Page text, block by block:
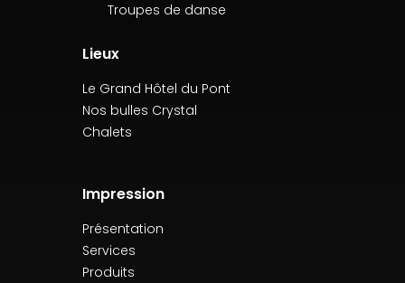
Troupes de danse
Lieux
Le Grand Hôtel du Pont
Nos bulles Crystal
Chalets
Impression
Présentation
Services
Produits